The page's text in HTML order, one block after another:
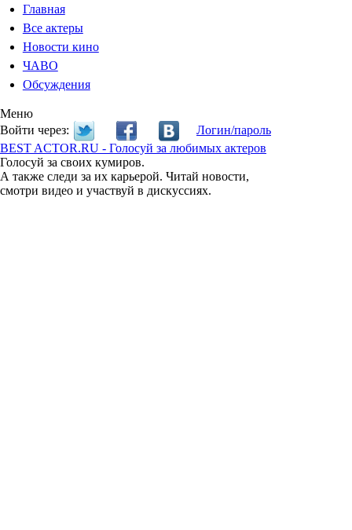
Главная
Все актеры
Новости кино
ЧАВО
Обсуждения
Меню
Войти через:
Логин/пароль
BEST ACTOR.RU - Голосуй за любимых актеров
Голосуй за своих кумиров.
А также следи за их карьерой. Читай новости,
смотри видео и участвуй в дискуссиях.